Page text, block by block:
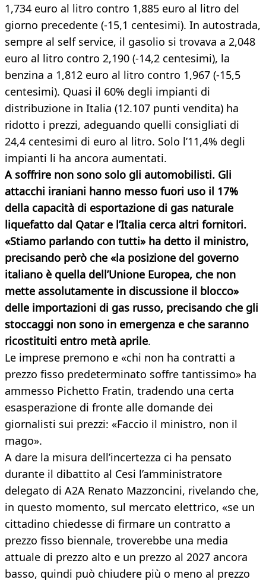
1,734 euro al litro contro 1,885 euro al litro del
giorno precedente (-15,1 centesimi). In autostrada,
sempre al self service, il gasolio si trovava a 2,048
euro al litro contro 2,190 (-14,2 centesimi), la
benzina a 1,812 euro al litro contro 1,967 (-15,5
centesimi). Quasi il 60% degli impianti di
distribuzione in Italia (12.107 punti vendita) ha
ridotto i prezzi, adeguando quelli consigliati di
24,4 centesimi di euro al litro. Solo l’11,4% degli
impianti li ha ancora aumentati.
A soffrire non sono solo gli automobilisti. Gli
attacchi iraniani hanno messo fuori uso il 17%
della capacità di esportazione di gas naturale
liquefatto dal Qatar e l’Italia cerca altri fornitori.
«Stiamo parlando con tutti» ha detto il ministro,
precisando però che «la posizione del governo
italiano è quella dell’Unione Europea, che non
mette assolutamente in discussione il blocco»
delle importazioni di gas russo, precisando che gli
stoccaggi non sono in emergenza e che saranno
ricostituiti entro metà aprile.
Le imprese premono e «chi non ha contratti a
prezzo fisso predeterminato soffre tantissimo» ha
ammesso Pichetto Fratin, tradendo una certa
esasperazione di fronte alle domande dei
giornalisti sui prezzi: «Faccio il ministro, non il
mago».
A dare la misura dell’incertezza ci ha pensato
durante il dibattito al Cesi l’amministratore
delegato di A2A Renato Mazzoncini, rivelando che,
in questo momento, sul mercato elettrico, «se un
cittadino chiedesse di firmare un contratto a
prezzo fisso biennale, troverebbe una media
attuale di prezzo alto e un prezzo al 2027 ancora
basso, quindi può chiudere più o meno al prezzo